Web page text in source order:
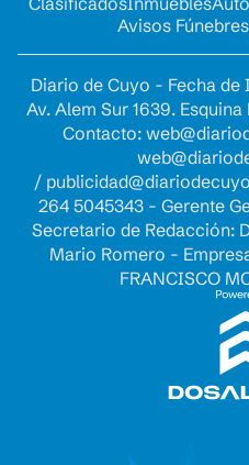
Avisos
Diario de Cuyo - Fecha
Av. Alem Sur 1639.
Contacto:
/
264 5045343 - Gerente
Secretario de Redacción:
Mario Romero -
FRANCISCO